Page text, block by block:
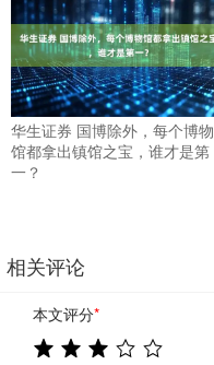
华生证券 国博除外，每个博物
馆都拿出镇馆之宝，谁才是第
一？
相关评论
本文评分*